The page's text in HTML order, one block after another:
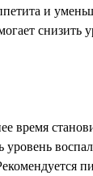
и
снизить
время
уровень